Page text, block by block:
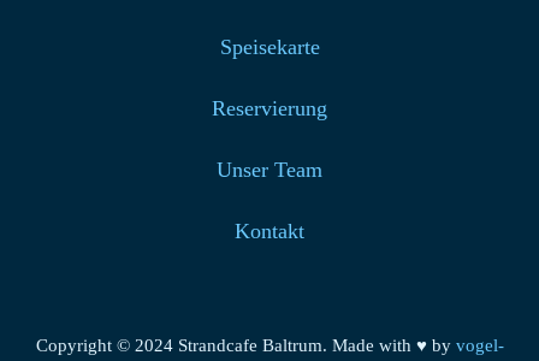
Speisekarte
Reservierung
Unser Team
Kontakt
Copyright © 2024 Strandcafe Baltrum. Made with ♥ by vogel-